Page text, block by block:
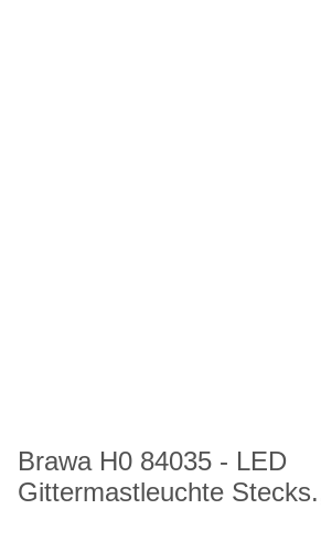
Brawa H0 84035 - LED
Gittermastleuchte